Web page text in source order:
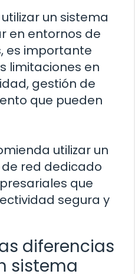
un sistema
en entornos de
es importante
limitaciones en
gestión de
que pueden
utilizar un
red dedicado
que
segura y
diferencias
sistema